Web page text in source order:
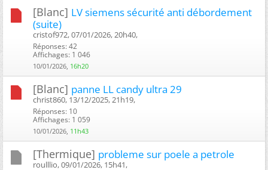
[Blanc] LV siemens sécurité anti débordement
(suite)
cristof972, 07/01/2026, 20h40, ‎
Réponses: 42
Affichages: 1 046
10/01/2026, 16h20
[Blanc] panne LL candy ultra 29
christ860, 13/12/2025, 21h19, ‎
Réponses: 10
Affichages: 1 059
10/01/2026, 11h43
[Thermique] probleme sur poele a petrole
roulllio, 09/01/2026, 15h41, ‎